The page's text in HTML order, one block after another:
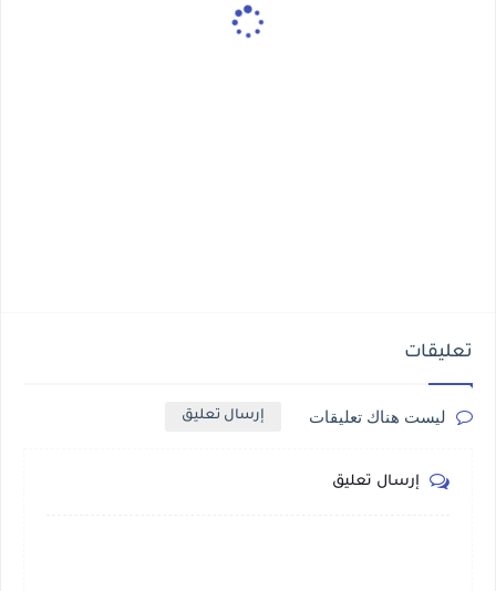
تعليقات
ليست هناك تعليقات إرسال تعليق
إرسال تعليق